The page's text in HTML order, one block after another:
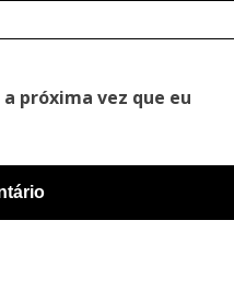
próxima vez que eu